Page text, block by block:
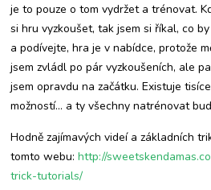
je to pouze o tom vydržet a trénovat.
si hru vyzkoušet, tak jsem si říkal, co
a podívejte, hra je v nabídce, protože
jsem zvládl po pár vyzkoušeních, ale
jsem opravdu na začátku. Existuje
možností… a ty všechny natrénovat
Hodně zajímavých videí a základních
tomto webu:http://
trick-tutorials/